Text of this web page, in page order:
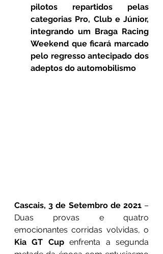
pilotos repartidos pelas
categorias Pro, Club e Júnior,
integrando um Braga Racing
Weekend que ficará marcado
pelo regresso antecipado dos
adeptos do automobilismo
Cascais, 3 de Setembro de 2021 –
Duas provas e quatro
Kia GT Cup enfrenta a segunda